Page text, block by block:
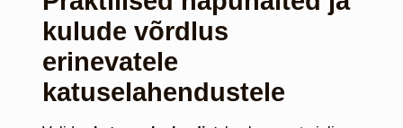
kulude võrdlus
erinevatele
katuselahendustele